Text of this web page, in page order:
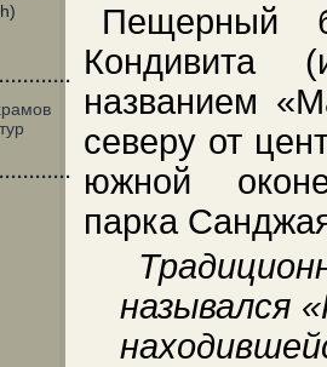
Пещерный
Кондивита
названием
северу от
южной
парка
назывался